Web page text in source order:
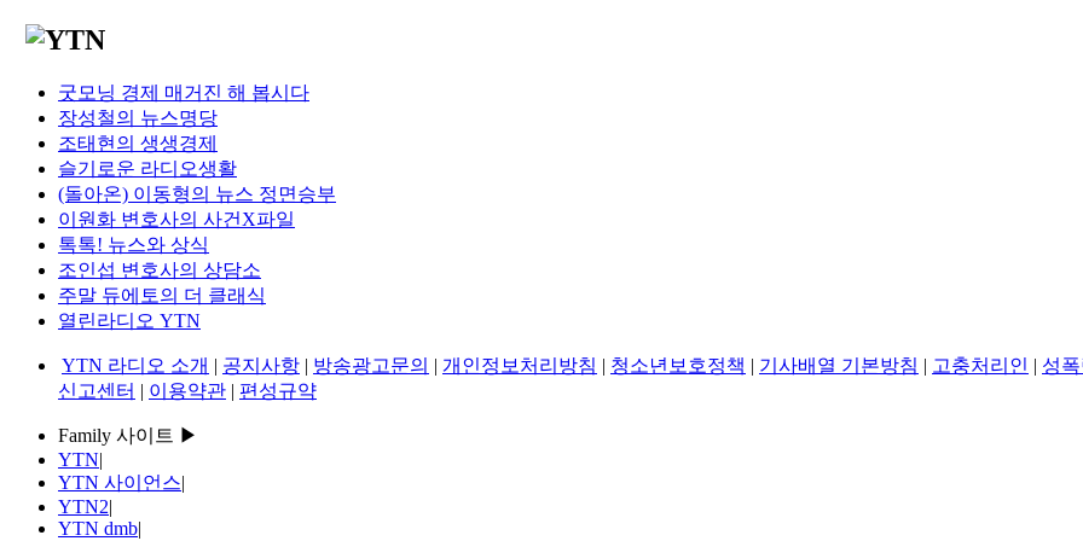
굿모닝 경제 매거진 해 봅시다
장성철의 뉴스명당
조태현의 생생경제
슬기로운 라디오생활
(돌아온) 이동형의 뉴스 정면승부
이원화 변호사의 사건X파일
톡톡! 뉴스와 상식
조인섭 변호사의 상담소
주말 듀에토의 더 클래식
열린라디오 YTN
YTN 라디오 소개 | 공지사항 | 방송광고문의 | 개인정보처리방침 | 청소년보호정책 | 기사배열 기본방침 | 고충처리인 | 성
신고센터 | 이용약관 | 편성규약
Family 사이트 ▶
YTN|
YTN 사이언스|
YTN2|
YTN dmb|